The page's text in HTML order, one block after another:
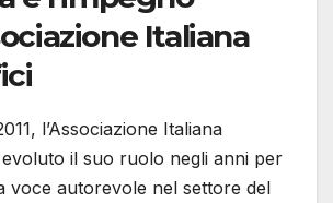
Italiana
l’Associazione Italiana
il suo ruolo negli anni per
voce autorevole nel settore del